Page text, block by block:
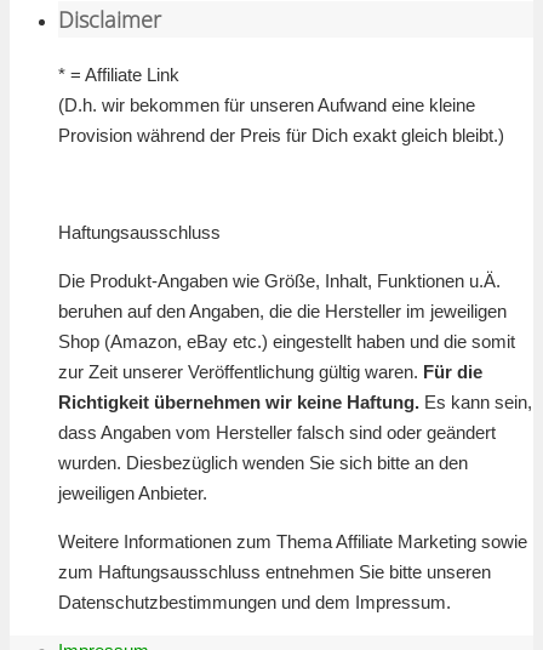
Disclaimer
* = Affiliate Link
(D.h. wir bekommen für unseren Aufwand eine kleine
Provision während der Preis für Dich exakt gleich bleibt.)
Haftungsausschluss
Die Produkt-Angaben wie Größe, Inhalt, Funktionen u.Ä.
beruhen auf den Angaben, die die Hersteller im jeweiligen
Shop (Amazon, eBay etc.) eingestellt haben und die somit
zur Zeit unserer Veröffentlichung gültig waren. Für die
Richtigkeit übernehmen wir keine Haftung. Es kann sein,
dass Angaben vom Hersteller falsch sind oder geändert
wurden. Diesbezüglich wenden Sie sich bitte an den
jeweiligen Anbieter.
Weitere Informationen zum Thema Affiliate Marketing sowie
zum Haftungsausschluss entnehmen Sie bitte unseren
Datenschutzbestimmungen und dem Impressum.